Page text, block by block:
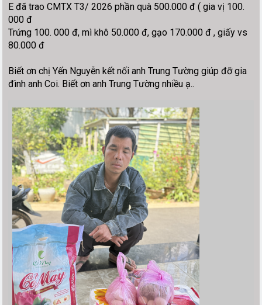
E đã trao CMTX T3/ 2026 phần quà 500.000 đ ( gia vị 100.
000 đ
Trứng 100. 000 đ, mì khô 50.000 đ, gạo 170.000 đ , giấy vs
80.000 đ
Biết ơn chị Yến Nguyễn kết nối anh Trung Tường giúp đỡ gia
đình anh Coi. Biết ơn anh Trung Tường nhiều ạ..